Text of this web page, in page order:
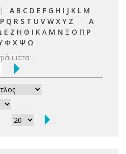
| A B C D E F G H I J K L M
P Q R S T U V W X Y Z | Α
Ε Ζ Η Θ Ι Κ Λ Μ Ν Ξ Ο Π Ρ
Φ Χ Ψ Ω